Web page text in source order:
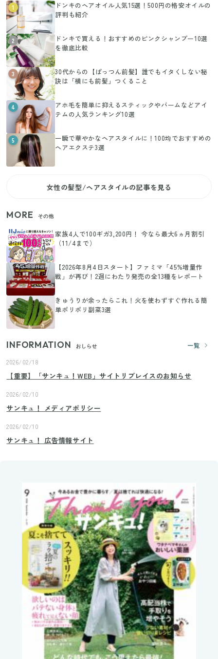
1
ドンキのヘアオイル人気15選！500円の格安オイルの
評判も紹介
2
ドンキで買える！おすすめのピンクシャンプー10選
を徹底比較
3
30代からの【ぱっつん前髪】誰でもイタくしない秘
訣は「横にも前髪」つくること
4
アホ毛を簡単に抑えるスティックやバームなどアイ
テムの人気ランキング10選
5
一瞬で華やかなヘアスタイルに！100均でおすすめの
ヘアエクステ3選
女性の髪型/ヘアスタイルの記事を見る
MORE その他
家族4人で100ギガ3,200円！ 今なら最大6ヵ月割引
（11/4まで）
【2026年8月4日スタート】ファミマ「45%増量作
戦」が再び！2週にわたり発売の全13種をレポート
きゅうりが余ったらこれ！火を使わずすぐ作れる簡
単ポリポリ副菜3選
INFORMATION おしらせ
一覧
2026/02/18
【重要】「サンキュ！WEB」サイトリプレイスのお知らせ
2026/02/10
サンキュ！ メディアポリシー
2026/02/10
サンキュ！ 広告情報サイト